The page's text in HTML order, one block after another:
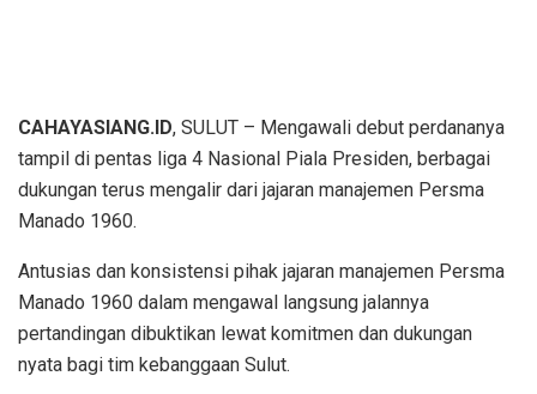
CAHAYASIANG.ID, SULUT – Mengawali debut perdananya
tampil di pentas liga 4 Nasional Piala Presiden, berbagai
dukungan terus mengalir dari jajaran manajemen Persma
Manado 1960.
Antusias dan konsistensi pihak jajaran manajemen Persma
Manado 1960 dalam mengawal langsung jalannya
pertandingan dibuktikan lewat komitmen dan dukungan
nyata bagi tim kebanggaan Sulut.